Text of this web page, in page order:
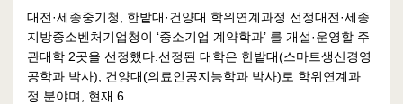
대전·세종중기청, 한밭대·건양대 학위연계과정 선정대전·세종
지방중소벤처기업청이 ‘중소기업 계약학과’ 를 개설·운영할 주
관대학 2곳을 선정했다.선정된 대학은 한밭대(스마트생산경영
공학과 박사), 건양대(의료인공지능학과 박사)로 학위연계과
정 분야며, 현재 6...